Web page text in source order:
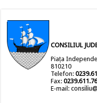
CONSILIUL
Piața
810210
Telefon:
Fax:
E-mail: